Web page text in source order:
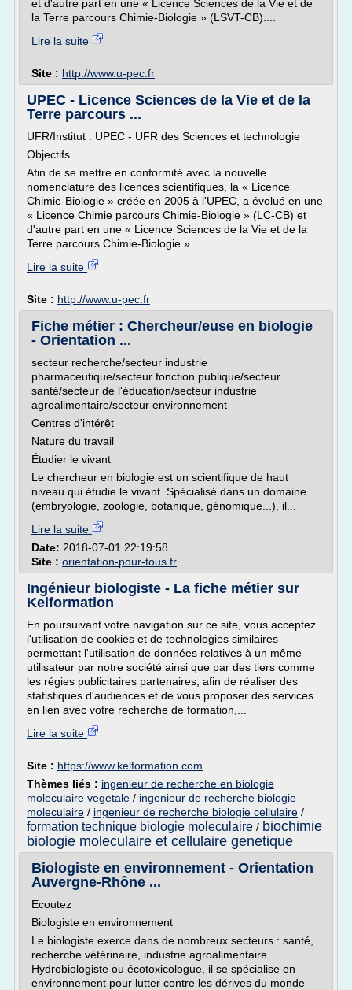
et d'autre part en une « Licence Sciences de la Vie et de
la Terre parcours Chimie-Biologie » (LSVT-CB)....
Lire la suite
Site : http://www.u-pec.fr
UPEC - Licence Sciences de la Vie et de la
Terre parcours ...
UFR/Institut : UPEC - UFR des Sciences et technologie
Objectifs
Afin de se mettre en conformité avec la nouvelle
nomenclature des licences scientifiques, la « Licence
Chimie-Biologie » créée en 2005 à l'UPEC, a évolué en une
« Licence Chimie parcours Chimie-Biologie » (LC-CB) et
d'autre part en une « Licence Sciences de la Vie et de la
Terre parcours Chimie-Biologie »...
Lire la suite
Site : http://www.u-pec.fr
Fiche métier : Chercheur/euse en biologie
- Orientation ...
secteur recherche/secteur industrie
pharmaceutique/secteur fonction publique/secteur
santé/secteur de l'éducation/secteur industrie
agroalimentaire/secteur environnement
Centres d'intérêt
Nature du travail
Étudier le vivant
Le chercheur en biologie est un scientifique de haut
niveau qui étudie le vivant. Spécialisé dans un domaine
(embryologie, zoologie, botanique, génomique...), il...
Lire la suite
Date: 2018-07-01 22:19:58
Site : orientation-pour-tous.fr
Ingénieur biologiste - La fiche métier sur
Kelformation
En poursuivant votre navigation sur ce site, vous acceptez
l'utilisation de cookies et de technologies similaires
permettant l'utilisation de données relatives à un même
utilisateur par notre société ainsi que par des tiers comme
les régies publicitaires partenaires, afin de réaliser des
statistiques d'audiences et de vous proposer des services
en lien avec votre recherche de formation,...
Lire la suite
Site : https://www.kelformation.com
Thèmes liés : ingenieur de recherche en biologie
moleculaire vegetale / ingenieur de recherche biologie
moleculaire / ingenieur de recherche biologie cellulaire /
formation technique biologie moleculaire / biochimie
biologie moleculaire et cellulaire genetique
Biologiste en environnement - Orientation
Auvergne-Rhône ...
Ecoutez
Biologiste en environnement
Le biologiste exerce dans de nombreux secteurs : santé,
recherche vétérinaire, industrie agroalimentaire...
Hydrobiologiste ou écotoxicologue, il se spécialise en
environnement pour lutter contre les dérives du monde